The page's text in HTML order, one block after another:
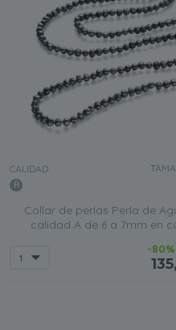
CALIDAD:
Collar de perlas Perla de
calidad A de 6 a 7mm en
-80%